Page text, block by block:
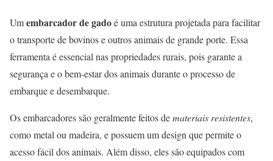
Umembarcador de gadoé uma estrutura projetada para facilitar
o transporte de bovinos e outros animais de grande porte. Essa
ferramenta é essencial nas propriedades rurais, pois garante a
segurança e o bem-estar dos animais durante o processo de
embarque e desembarque.
Os embarcadores são geralmente feitos demateriais resistentes,
como metal ou madeira, e possuem um design que permite o
acesso fácil dos animais. Além disso, eles são equipados com